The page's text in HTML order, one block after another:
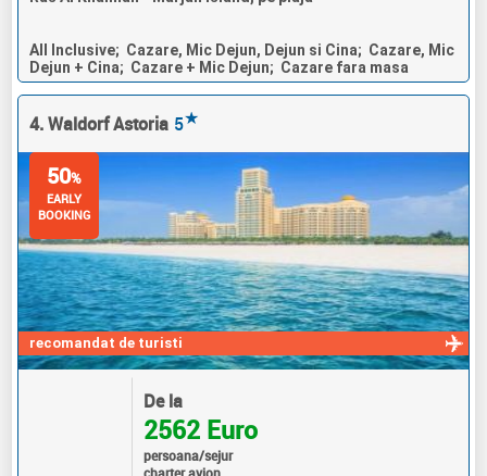
All Inclusive; Cazare, Mic Dejun, Dejun si Cina; Cazare, Mic
Dejun + Cina; Cazare + Mic Dejun; Cazare fara masa
4. Waldorf Astoria 5★
recomandat de turisti
50%
EARLY
BOOKING
De la
2562 Euro
persoana/sejur
charter avion